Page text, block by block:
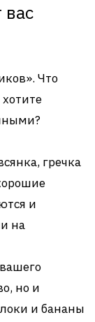
вас
Что
гречка
и
на
но и
и бананы